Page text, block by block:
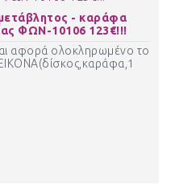
- καράφα
ΦΩΝ-10106 123€!!!
αφορά ολοκληρωμένο το